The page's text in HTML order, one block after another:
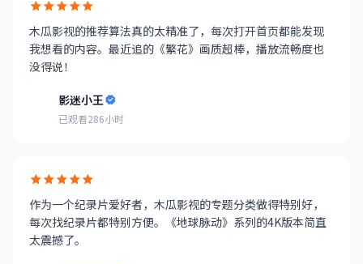
木瓜影视的推荐算法真的太精准了，每次打开首页都能发现
我想看的内容。最近追的《繁花》画质超棒，播放流畅度也
没得说！
影迷小王
已观看286小时
作为一个纪录片爱好者，木瓜影视的专题分类做得特别好，
每次找纪录片都特别方便。《地球脉动》系列的4K版本简直
太震撼了。